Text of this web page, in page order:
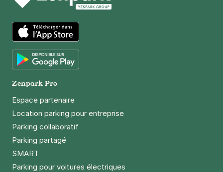
App Store
Zenpark Pro
Espace partenaire
Location parking pour entreprise
Parking collaboratif
Parking partagé
SMART
Parking pour voitures électriques